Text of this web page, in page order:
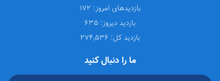
بازدیدهای امروز:
بازدید دیروز:
بازدید کل:
ما را دنبال کنید